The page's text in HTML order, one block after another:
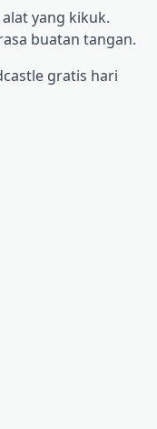
yang kikuk.
buatan tangan.
gratis hari